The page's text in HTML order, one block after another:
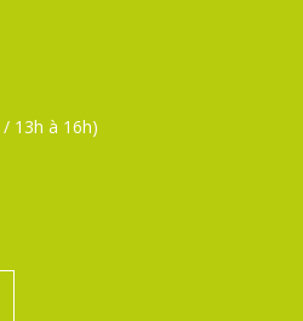
13h à 16h)